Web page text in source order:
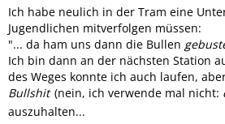
Ich habe neulich in der Tram eine
Jugendlichen mitverfolgen müssen:
"... da ham uns dann die Bullen
Ich bin dann an der nächsten Station
des Weges konnte ich auch laufen,
Bullshit (nein, ich verwende mal nicht:
auszuhalten...